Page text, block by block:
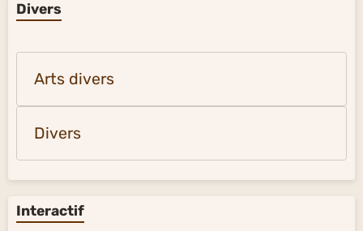
Divers
Arts divers
Divers
Interactif